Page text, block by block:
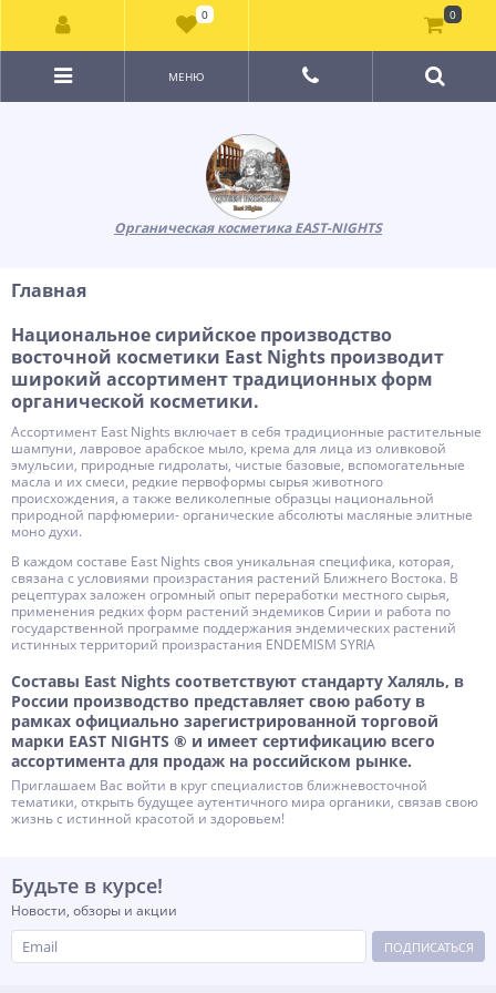
Органическая косметика EAST-NIGHTS
МЕНЮ
Главная
Национальное сирийское производство
восточной косметики East Nights производит
широкий ассортимент традиционных форм
органической косметики.
Ассортимент East Nights включает в себя традиционные растительные
шампуни, лавровое арабское мыло, крема для лица из оливковой
эмульсии, природные гидролаты, чистые базовые, вспомогательные
масла и их смеси, редкие первоформы сырья животного
происхождения, а также великолепные образцы национальной
природной парфюмерии- органические абсолюты масляные элитные
моно духи.
В каждом составе East Nights своя уникальная специфика, которая,
связана с условиями произрастания растений Ближнего Востока. В
рецептурах заложен огромный опыт переработки местного сырья,
применения редких форм растений эндемиков Сирии и работа по
государственной программе поддержания эндемических растений
истинных территорий произрастания ENDEMISM SYRIA
Составы East Nights соответствуют стандарту Халяль, в
России производство представляет свою работу в
рамках официально зарегистрированной торговой
марки EAST NIGHTS ® и имеет сертификацию всего
ассортимента для продаж на российском рынке.
Приглашаем Вас войти в круг специалистов ближневосточной
тематики, открыть будущее аутентичного мира органики, связав свою
жизнь с истинной красотой и здоровьем!
Будьте в курсе!
Новости, обзоры и акции
ПОДПИСАТЬСЯ
0 0